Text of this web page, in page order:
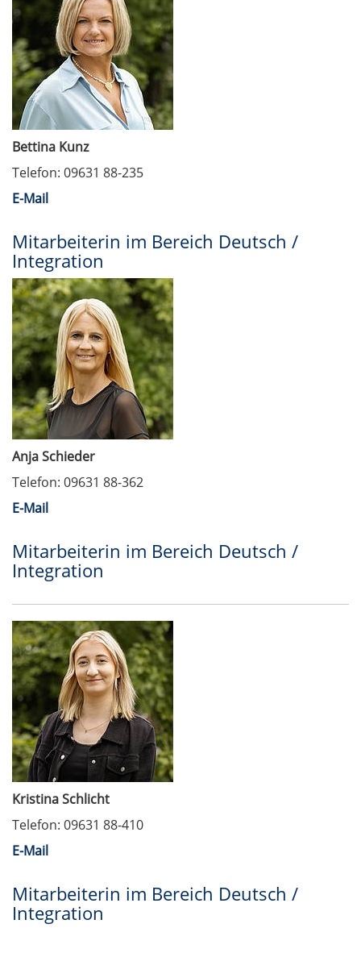
Bettina Kunz
Telefon: 09631 88-235
E-Mail
Mitarbeiterin im Bereich Deutsch /
Integration
Anja Schieder
Telefon: 09631 88-362
E-Mail
Mitarbeiterin im Bereich Deutsch /
Integration
Kristina Schlicht
Telefon: 09631 88-410
E-Mail
Mitarbeiterin im Bereich Deutsch /
Integration